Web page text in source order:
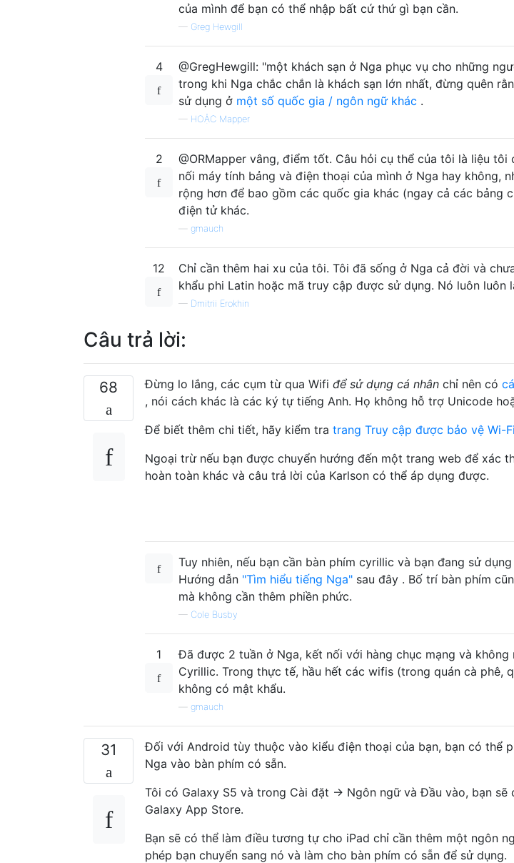
của mình để bạn có thể nhập bất cứ thứ gì bạn cần.
— Greg Hewgill
4
@GregHewgill: "một khách sạn ở Nga phục vụ cho những
trong khi Nga chắc chắn là khách sạn lớn nhất, đừng quên
sử dụng ở một số quốc gia / ngôn ngữ khác .
— HOẶC Mapper
2
@ORMapper vâng, điểm tốt. Câu hỏi cụ thể của tôi là liệu
nối máy tính bảng và điện thoại của mình ở Nga hay không,
rộng hơn để bao gồm các quốc gia khác (ngay cả các bảng
điện tử khác.
gmauch
12
Chỉ cần thêm hai xu của tôi. Tôi đã sống ở Nga cả đời và
khẩu phi Latin hoặc mã truy cập được sử dụng. Nó luôn luôn
— Dmitrii Erokhin
Câu trả lời:
68 Đừng lo lắng, các cụm từ qua Wifi để sử dụng cá nhân chỉ nên có
, nói cách khác là các ký tự tiếng Anh. Họ không hỗ trợ Unicode
Để biết thêm chi tiết, hãy kiểm tra trang Truy cập được bảo vệ Wi-
Ngoại trừ nếu bạn được chuyển hướng đến một trang web để xác
hoàn toàn khác và câu trả lời của Karlson có thể áp dụng được.
Tuy nhiên, nếu bạn cần bàn phím cyrillic và bạn đang sử
Hướng dẫn "Tìm hiểu tiếng Nga" sau đây . Bố trí bàn phím
mà không cần thêm phiền phức.
— Cole Busby
1
Đã được 2 tuần ở Nga, kết nối với hàng chục mạng và
Cyrillic. Trong thực tế, hầu hết các wifis (trong quán cà phê,
không có mật khẩu.
gmauch
31
Đối với Android tùy thuộc vào kiểu điện thoại của bạn, bạn có thể
Nga vào bàn phím có sẵn.
Tôi có Galaxy S5 và trong Cài đặt -> Ngôn ngữ và Đầu vào, bạn
Galaxy App Store.
Bạn sẽ có thể làm điều tương tự cho iPad chỉ cần thêm một ngôn
phép bạn chuyển sang nó và làm cho bàn phím có sẵn để sử dụng.